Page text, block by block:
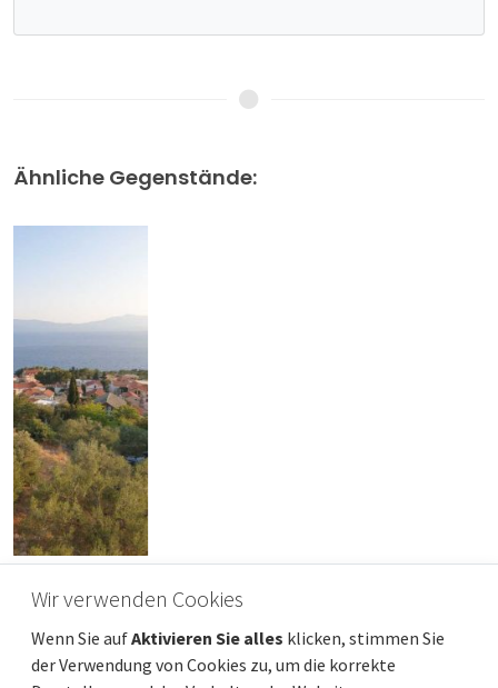
Ähnliche Gegenstände:
ISTRIEN, NOVIGRAD - Luxusvilla mit
fantastischem Ausblick
Preis1 400 000 € Entfernung vom meer
9 000 m
Gesamtfläche
Gemeindeteil
Wir verwenden Cookies
Wenn Sie aufAktivieren Sie alles klicken, stimmen Sie
der Verwendung von Cookies zu, um die korrekte